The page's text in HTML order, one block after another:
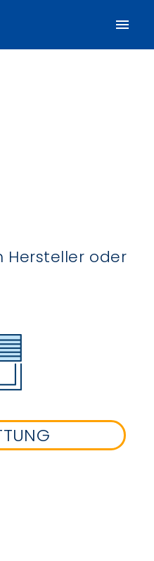
Hersteller oder